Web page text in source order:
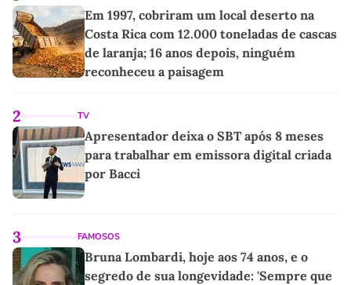
Em 1997, cobriram um local deserto na
Costa Rica com 12.000 toneladas de cascas
de laranja; 16 anos depois, ninguém
reconheceu a paisagem
2 TV
Apresentador deixa o SBT após 8 meses
para trabalhar em emissora digital criada
por Bacci
3 FAMOSOS
Bruna Lombardi, hoje aos 74 anos, e o
segredo de sua longevidade: 'Sempre que